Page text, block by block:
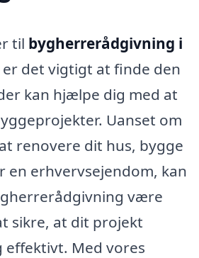
til bygherrerådgivning i
er det vigtigt at finde den
kan hjælpe dig med at
Uanset om
renovere dit hus, bygge
en erhvervsejendom, kan
være
sikre, at dit projekt
Med vores